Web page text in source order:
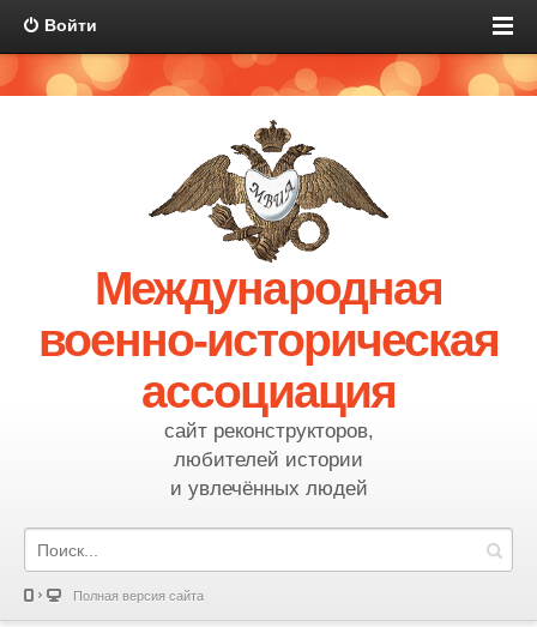
Войти
Международная
военно-историческая
ассоциация
сайт реконструкторов,
любителей истории
и увлечённых людей
Полная версия сайта